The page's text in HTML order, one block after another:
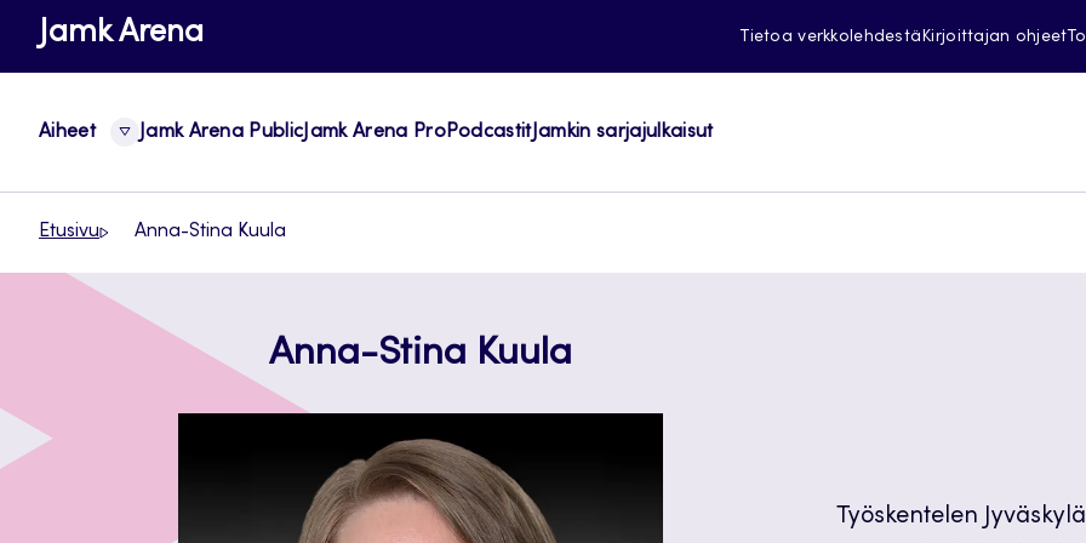
SiirryJamk Arena Tietoa verkkolehdestäKirjoittajan ohjeet
Aiheet Jamk Arena PublicJamk Arena ProPodcastitJamkin sarjajulkaisut
Etusivu Anna-Stina Kuula
Anna-Stina Kuula
Työskentelen